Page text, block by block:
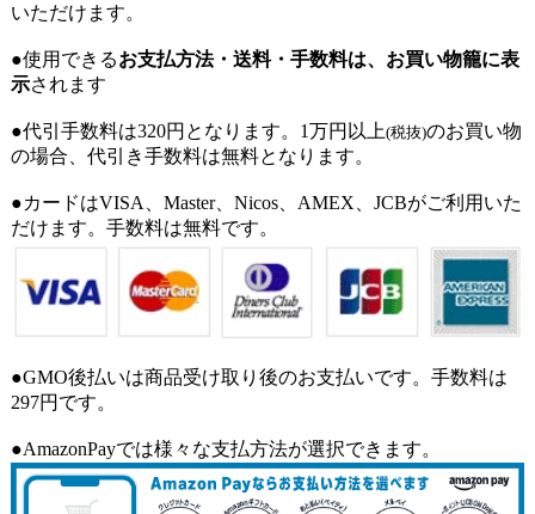
いただけます。
●使用できるお支払方法・送料・手数料は、お買い物籠に表
示されます
●代引手数料は320円となります。1万円以上(税抜)のお買い物
の場合、代引き手数料は無料となります。
●カードはVISA、Master、Nicos、AMEX、JCBがご利用いた
だけます。手数料は無料です。
●GMO後払いは商品受け取り後のお支払いです。手数料は
297円です。
●AmazonPayでは様々な支払方法が選択できます。